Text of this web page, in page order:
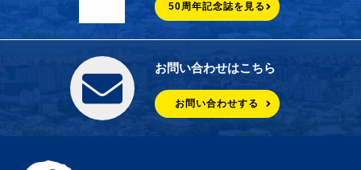
50周年記念誌を見る
お問い合わせはこちら
お問い合わせする